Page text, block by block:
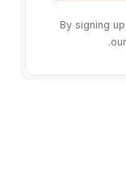
By signing
our